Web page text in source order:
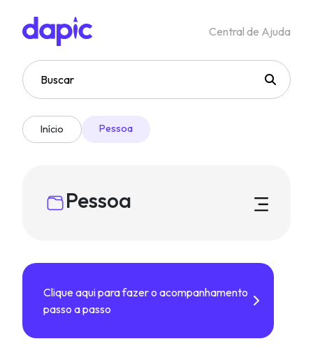
Central de Ajuda
Início Pessoa
Pessoa
Clique aqui para fazer o acompanhamento
passo a passo